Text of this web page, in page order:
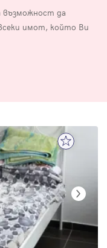
възможност да
имот, който Ви